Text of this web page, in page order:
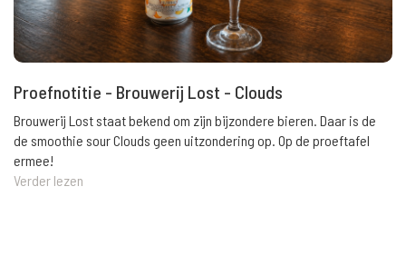
Proefnotitie - Brouwerij Lost - Clouds
Brouwerij Lost staat bekend om zijn bijzondere bieren. Daar is de
de smoothie sour Clouds geen uitzondering op. Op de proeftafel
ermee!
Verder lezen